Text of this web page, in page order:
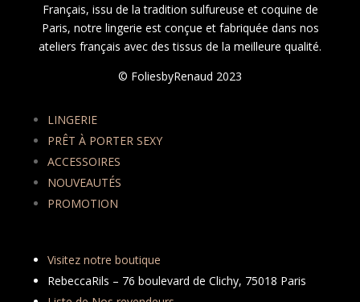
Français, issu de la tradition sulfureuse et coquine de
Paris, notre lingerie est conçue et fabriquée dans nos
ateliers français avec des tissus de la meilleure qualité.
© FoliesbyRenaud 2023
LINGERIE
PRÊT À PORTER SEXY
ACCESSOIRES
NOUVEAUTÉS
PROMOTION
Visitez notre boutique
RebeccaRils – 76 boulevard de Clichy, 75018 Paris